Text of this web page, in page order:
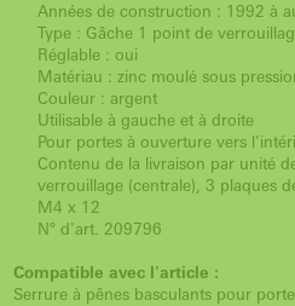
Années de construction : 1992 à
Type : Gâche 1 point de
Réglable : oui
Matériau : zinc moulé sous
Couleur : argent
Utilisable à gauche et à droite
Pour portes à ouverture vers
Contenu de la livraison par unité
verrouillage (centrale), 3 plaques
M4 x 12
N° d'art. 209796
Compatible avec l'article :
Serrure à pênes basculants pour